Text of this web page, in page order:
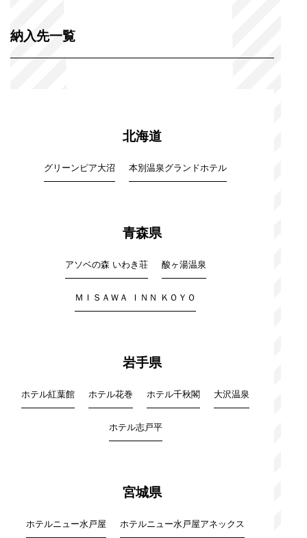
納入先一覧
北海道
グリーンピア大沼 本別温泉グランドホテル
青森県
アソベの森 いわき荘 酸ヶ湯温泉
ＭＩＳＡＷＡ ＩＮＮ ＫＯＹＯ
岩手県
ホテル紅葉館 ホテル花巻 ホテル千秋閣 大沢温泉
ホテル志戸平
宮城県
ホテルニュー水戸屋 ホテルニュー水戸屋アネックス